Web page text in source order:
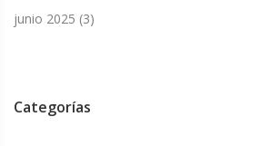
junio 2025 (3)
Categorías